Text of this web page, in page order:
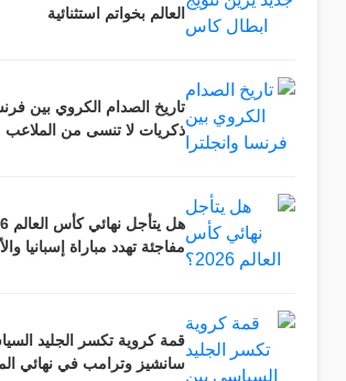
العالم بخواتم استثنائية
تاريخ الصدام الكروي بين
ذكريات لا تنسى من الملاعب
مفاجئة تهدد مباراة إسبانيا
قمة كروية تكسر الجليد
سانشيز وترامب في نهائي